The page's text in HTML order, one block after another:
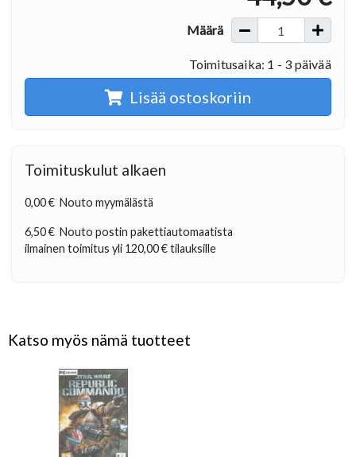
Määrä
Toimitusaika: 1 - 3 päivää
Lisää ostoskoriin
Toimituskulut alkaen
0,00 € Nouto myymälästä
6,50 € Nouto postin pakettiautomaatista
ilmainen toimitus yli 120,00 €tilauksille
Katso myös nämä tuotteet